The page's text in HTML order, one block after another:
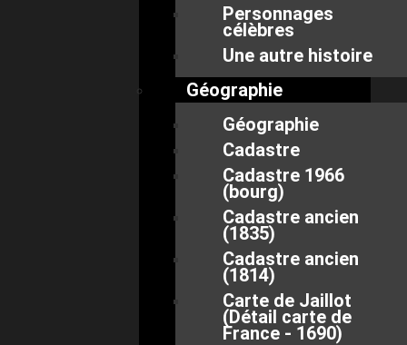
Personnages
célèbres
Une autre histoire
Géographie
Géographie
Cadastre
Cadastre 1966
(bourg)
Cadastre ancien
(1835)
Cadastre ancien
(1814)
Carte de Jaillot
(Détail carte de
France - 1690)